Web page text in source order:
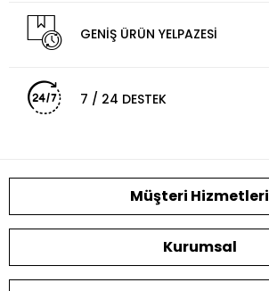
GENİŞ ÜRÜN YELPAZESİ
7 / 24 DESTEK
Müşteri Hizmetleri
Kurumsal